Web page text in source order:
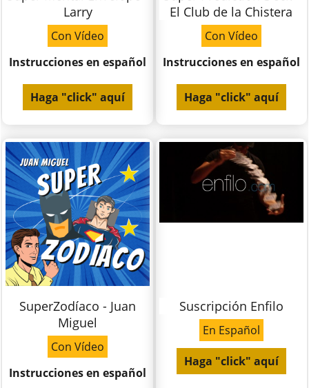
Larry
Con Vídeo
Instrucciones en español
Haga "click" aquí
El Club de la Chistera
Con Vídeo
Instrucciones en español
Haga "click" aquí
SuperZodíaco - Juan
Miguel
Con Vídeo
Instrucciones en español
Suscripción Enfilo
En Español
Haga "click" aquí